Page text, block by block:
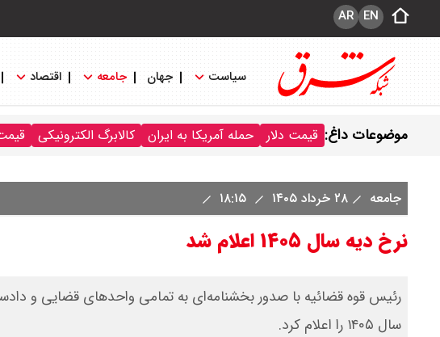
EN
AR
سیاست جهان جامعه اقتصاد
موضوعات داغ: قیمت دلار حمله آمریکا به ایران کالابرگ الکترونیکی
جامعه ۲۸ خرداد ۱۴۰۵
نرخ دیه سال ۱۴۰۵ اعلام شد
رئیس قوه قضائیه با صدور بخشنامه‌ای به تمامی واحدهای قضایی و
سال ۱۴۰۵ را اعلام کرد.